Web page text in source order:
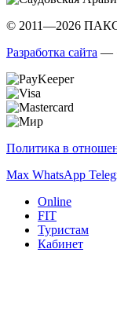
© 2011—2026
Разработка сайта —
Политика в
Max WhatsApp
Online
FIT
Туристам
Кабинет